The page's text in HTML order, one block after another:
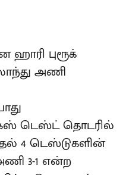
ஹாரி புரூக்
அணி
டெஸ்ட் தொடரில்
4 டெஸ்டுகளின்
3-1 என்ற